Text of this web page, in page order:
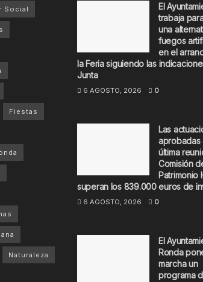
Social
Fiestas
Naturaleza
El
trabaja
una
fuegos
en el
la Feria siguiendo las
Junta
6 AGOSTO, 2026 0
Las
aprobadas
última
Comisión
Patrimonio
superan los 839.000 euros de
6 AGOSTO, 2026 0
El
Ronda
marcha un
programa